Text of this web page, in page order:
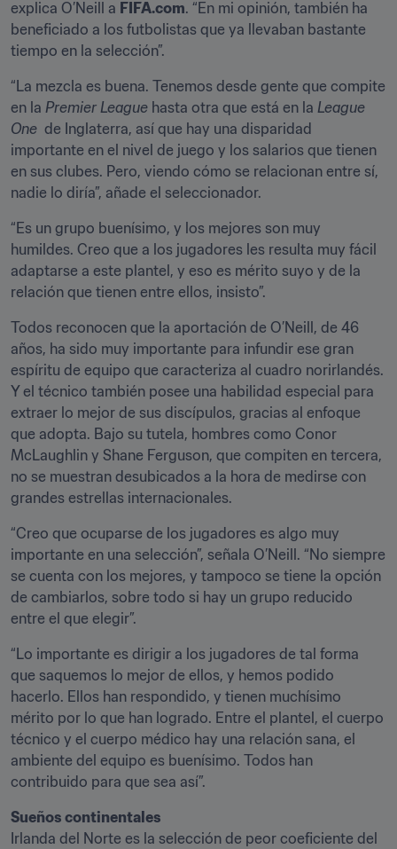
explica O’Neill a FIFA.com. “En mi opinión, también ha
beneficiado a los futbolistas que ya llevaban bastante
tiempo en la selección”.
“La mezcla es buena. Tenemos desde gente que compite
en la Premier League hasta otra que está en la League
One
  de Inglaterra, así que hay una disparidad
importante en el nivel de juego y los salarios que tienen
en sus clubes. Pero, viendo cómo se relacionan entre sí,
nadie lo diría”, añade el seleccionador.
“Es un grupo buenísimo, y los mejores son muy
humildes. Creo que a los jugadores les resulta muy fácil
adaptarse a este plantel, y eso es mérito suyo y de la
relación que tienen entre ellos, insisto”.
Todos reconocen que la aportación de O’Neill, de 46
años, ha sido muy importante para infundir ese gran
espíritu de equipo que caracteriza al cuadro norirlandés.
Y el técnico también posee una habilidad especial para
extraer lo mejor de sus discípulos, gracias al enfoque
que adopta. Bajo su tutela, hombres como Conor
McLaughlin y Shane Ferguson, que compiten en tercera,
no se muestran desubicados a la hora de medirse con
grandes estrellas internacionales.
“Creo que ocuparse de los jugadores es algo muy
importante en una selección”, señala O’Neill. “No siempre
se cuenta con los mejores, y tampoco se tiene la opción
de cambiarlos, sobre todo si hay un grupo reducido
entre el que elegir”.
“Lo importante es dirigir a los jugadores de tal forma
que saquemos lo mejor de ellos, y hemos podido
hacerlo. Ellos han respondido, y tienen muchísimo
mérito por lo que han logrado. Entre el plantel, el cuerpo
técnico y el cuerpo médico hay una relación sana, el
ambiente del equipo es buenísimo. Todos han
contribuido para que sea así”.
Irlanda del Norte es la selección de peor coeficiente del